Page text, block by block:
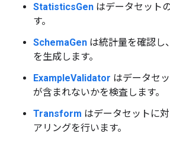
StatisticsGen はデータセット
す。
SchemaGen は統計量を確認し
を生成します。
ExampleValidator はデータセ
が含まれないかを検査します。
Transform はデータセットに
アリングを行います。